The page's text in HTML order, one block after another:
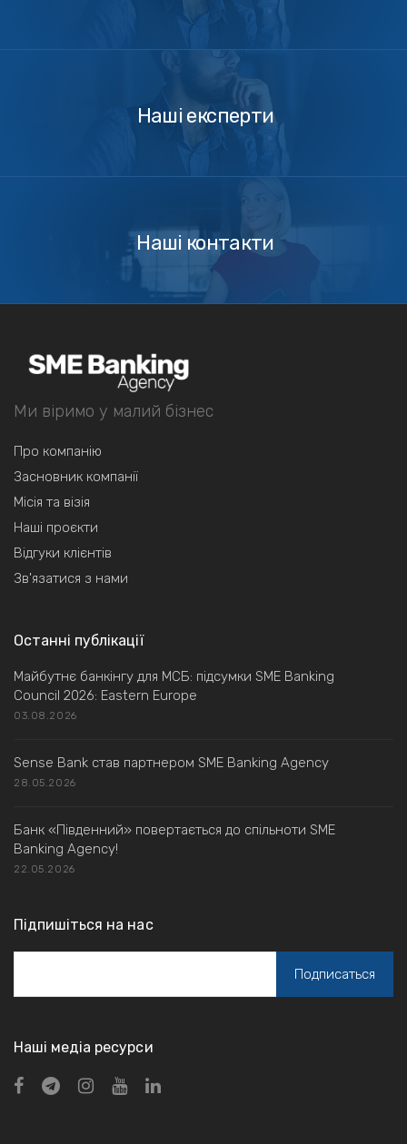
Наші
експерти
Наші експерти
Наші контакти
Ми віримо у малий бізнес
Про компанію
Засновник компанії
Місія та візія
Наші проєкти
Відгуки клієнтів
Зв'язатися з нами
Останні публікації
Майбутнє банкінгу для МСБ: підсумки SME Banking
Council 2026: Eastern Europe
03.08.2026
Sense Bank став партнером SME Banking Agency
28.05.2026
Банк «Південний» повертається до спільноти SME
Banking Agency!
22.05.2026
Підпишіться на нас
Наші медіа ресурси